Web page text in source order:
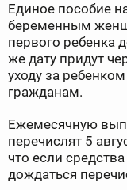
Единое пособие
беременным
первого ребенка
же дату придут
уходу за
гражданам.
Ежемесячную
перечислят 5
что если
дождаться